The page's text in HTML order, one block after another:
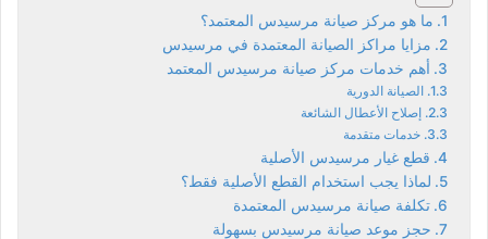
ما هو مركز صيانة مرسيدس المعتمد؟
مزايا مراكز الصيانة المعتمدة في مرسيدس
أهم خدمات مركز صيانة مرسيدس المعتمد
الصيانة الدورية
إصلاح الأعطال الشائعة
خدمات متقدمة
قطع غيار مرسيدس الأصلية
لماذا يجب استخدام القطع الأصلية فقط؟
تكلفة صيانة مرسيدس المعتمدة
حجز موعد صيانة مرسيدس بسهولة